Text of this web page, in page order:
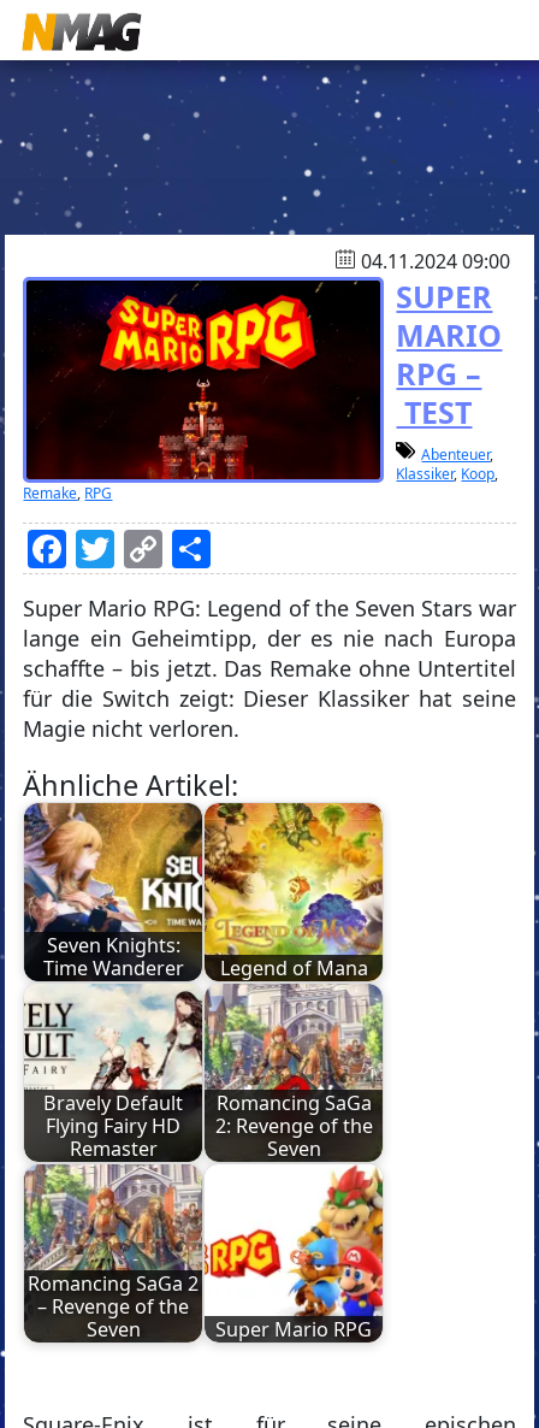
04.11.2024 09:00
SUPER
MARIO
RPG –
TEST
Abenteuer,
Klassiker, Koop,
Remake, RPG
Facebook
Twitter
Copy
Link
Super Mario RPG: Legend of the Seven Stars war
lange ein Geheimtipp, der es nie nach Europa
schaffte – bis jetzt. Das Remake ohne Untertitel
für die Switch zeigt: Dieser Klassiker hat seine
Magie nicht verloren.
Ähnliche Artikel:
Seven Knights:
Time Wanderer
Legend of Mana
Bravely Default
Flying Fairy HD
Remaster
Romancing SaGa
2: Revenge of the
Seven
Romancing SaGa 2
– Revenge of the
Seven
Super Mario RPG